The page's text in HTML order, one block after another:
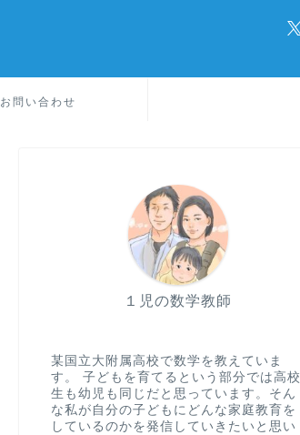
お問い合わせ
１児の数学教師
某国立大附属高校で数学を教えていま
す。 子どもを育てるという部分では高校
生も幼児も同じだと思っています。そん
な私が自分の子どもにどんな家庭教育を
しているのかを発信していきたいと思い